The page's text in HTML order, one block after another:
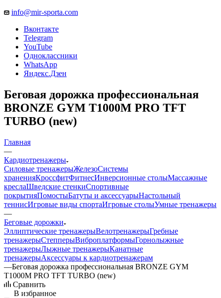
info@mir-sporta.com
Вконтакте
Telegram
YouTube
Одноклассники
WhatsApp
Яндекс.Дзен
Беговая дорожка профессиональная
BRONZE GYM T1000M PRO TFT
TURBO (new)
Главная
—
Кардиотренажеры
Силовые тренажерыЖелезоСистемы
храненияКроссфитФитнесИнверсионные столыМассажные
креслаШведские стенкиСпортивные
покрытияПомостыБатуты и аксессуарыНастольный
теннисИгровые виды спортаИгровые столыУмные тренажеры
—
Беговые дорожки
Эллиптические тренажерыВелотренажерыГребные
тренажерыСтепперыВиброплатформыГорнолыжные
тренажерыЛыжные тренажерыКанатные
тренажерыАксессуары к кардиотренажерам
—Беговая дорожка профессиональная BRONZE GYM
T1000M PRO TFT TURBO (new)
Сравнить
В избранное